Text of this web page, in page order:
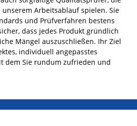
Arbeitsablauf spielen. Sie
und Prüfverfahren bestens
dass jedes Produkt gründlich
Mängel auszuschließen. Ihr Ziel
individuell angepasstes
dem Sie rundum zufrieden und